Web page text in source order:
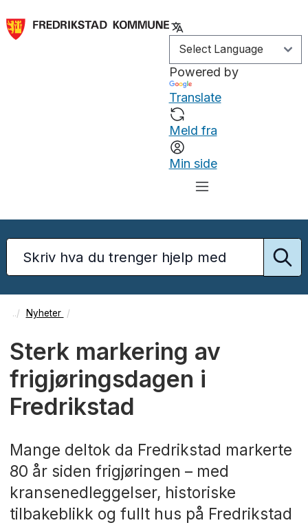
Powered by
Translate
Meld fra
Min side
Nyheter
Sterk markering av
frigjøringsdagen i
Fredrikstad
Mange deltok da Fredrikstad markerte
80 år siden frigjøringen – med
kransenedleggelser, historiske
tilbakeblikk og fullt hus på Fredrikstad